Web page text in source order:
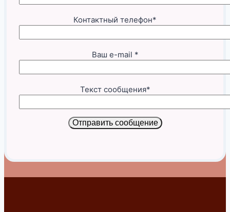
Контактный телефон*
Ваш e-mail *
Текст сообщения*
Отправить сообщение